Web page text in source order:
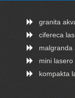
granita
cifereca
malgranda
mini
kompakta